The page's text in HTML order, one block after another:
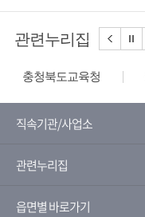
관련누리집
충청북도교육청
직속기관/사업소
관련누리집
읍면별 바로가기